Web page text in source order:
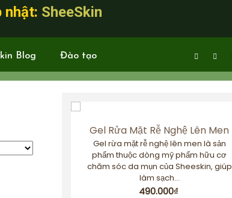
nhật: SheeSkin
Blog Đào tạo
Gel Rửa Mặt Rễ Nghệ Lên Men
Gel rừa mặt rễ nghệ lên men là sản
phẩm thuộc dòng mỹ phẩm hữu cơ
chăm sóc da mụn của Sheeskin, giúp
làm sạch...
490.000₫